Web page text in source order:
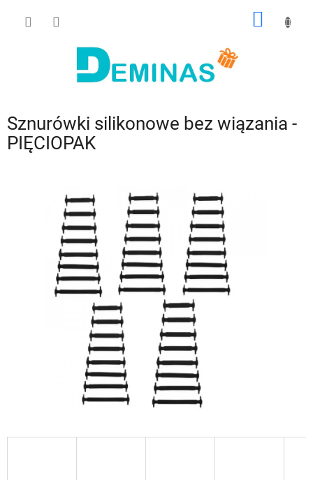
Sznurówki silikonowe bez wiązania -
PIĘCIOPAK